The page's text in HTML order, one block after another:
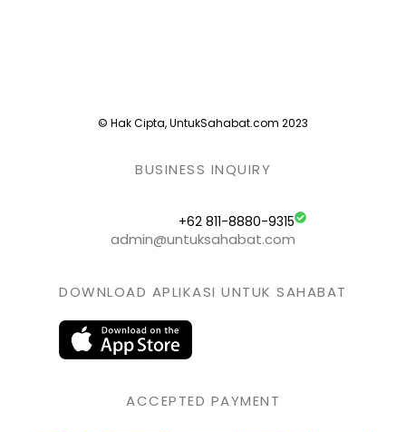
© Hak Cipta, UntukSahabat.com 2023
BUSINESS INQUIRY
+62 811-8880-9315
admin@untuksahabat.com
DOWNLOAD APLIKASI UNTUK SAHABAT
ACCEPTED PAYMENT